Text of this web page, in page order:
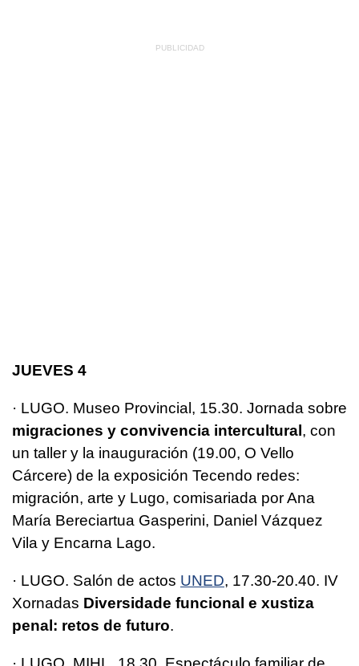
JUEVES 4
· LUGO. Museo Provincial, 15.30. Jornada sobre
migraciones y convivencia intercultural , con
un taller y la inauguración (19.00, O Vello
Cárcere) de la exposición Tecendo redes:
migración, arte y Lugo, comisariada por Ana
María Bereciartua Gasperini, Daniel Vázquez
Vila y Encarna Lago.
· LUGO. Salón de actos UNED, 17.30-20.40. IV
Xornadas Diversidade funcional e xustiza
penal: retos de futuro.